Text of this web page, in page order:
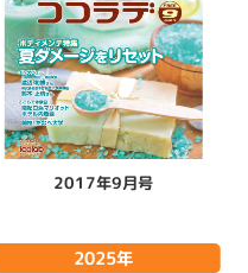
2017年9月号
2025年